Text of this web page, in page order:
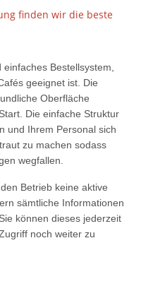
finden wir die beste
Bestellsystem,
geeignet ist. Die
Oberfläche
Die einfache Struktur
und Ihrem Personal sich
zu machen sodass
wegfallen.
Betrieb keine aktive
sämtliche Informationen
können dieses jederzeit
noch weiter zu